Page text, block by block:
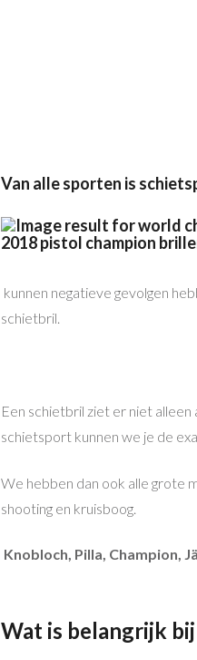
Van alle sporten is
kunnen negatieve gevolgen
schietbril.
Een schietbril ziet er niet
schietsport kunnen we je de
We hebben dan ook alle grote
shooting en kruisboog.
Knobloch, Pilla, Champion,
Wat is belangrijk bij